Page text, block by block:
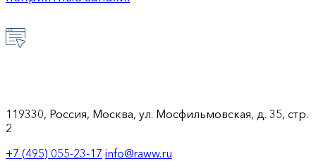
119330, Россия, Москва, ул. Мосфильмовская, д. 35, стр.
2
+7 (495) 055-23-17 info@raww.ru